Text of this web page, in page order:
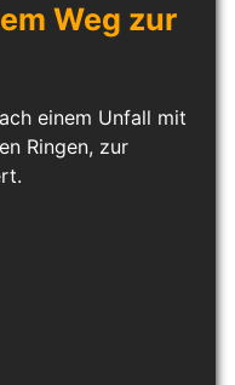
Weg zur
einem Unfall mit
Ringen, zur